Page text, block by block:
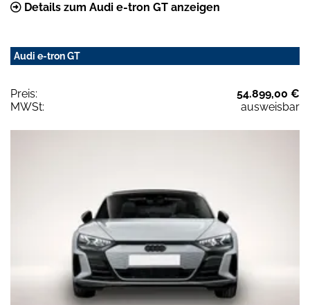
Details zum Audi e-tron GT anzeigen
Audi e-tron GT
Preis:
54.899,00 €
MWSt:
ausweisbar